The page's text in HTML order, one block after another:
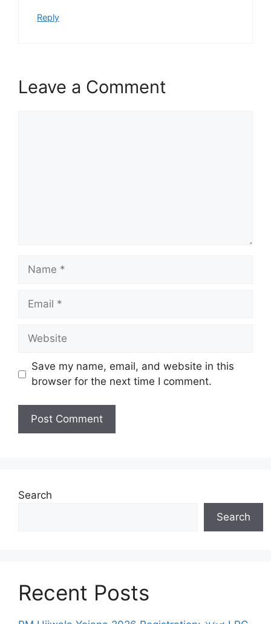
Reply
Leave a Comment
Name
Email
Website
Save my name, email, and website in this
browser for the next time I comment.
Search
Search
Recent Posts